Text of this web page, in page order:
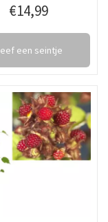
€14,99
een seintje